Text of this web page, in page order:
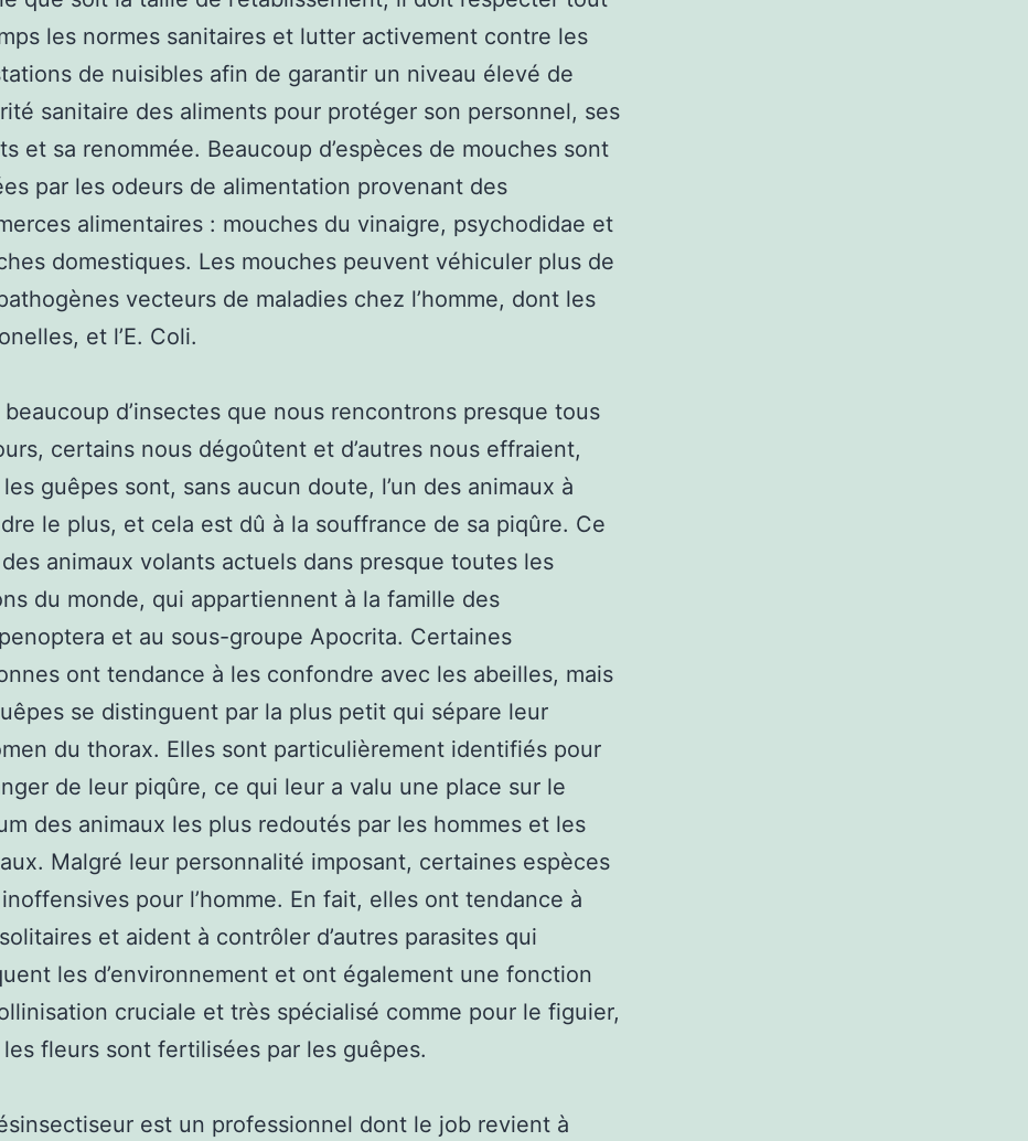
les normes sanitaires et lutter activement contre les
de nuisibles afin de garantir un niveau élevé de
sanitaire des aliments pour protéger son personnel, ses
et sa renommée. Beaucoup d’espèces de mouches sont
par les odeurs de alimentation provenant des
alimentaires : mouches du vinaigre, psychodidae et
domestiques. Les mouches peuvent véhiculer plus de
vecteurs de maladies chez l’homme, dont les
et l’E. Coli.
beaucoup d’insectes que nous rencontrons presque tous
certains nous dégoûtent et d’autres nous effraient,
les guêpes sont, sans aucun doute, l’un des animaux à
le plus, et cela est dû à la souffrance de sa piqûre. Ce
animaux volants actuels dans presque toutes les
du monde, qui appartiennent à la famille des
et au sous-groupe Apocrita. Certaines
ont tendance à les confondre avec les abeilles, mais
se distinguent par la plus petit qui sépare leur
du thorax. Elles sont particulièrement identifiés pour
de leur piqûre, ce qui leur a valu une place sur le
des animaux les plus redoutés par les hommes et les
Malgré leur personnalité imposant, certaines espèces
pour l’homme. En fait, elles ont tendance à
et aident à contrôler d’autres parasites qui
les d’environnement et ont également une fonction
cruciale et très spécialisé comme pour le figuier,
fleurs sont fertilisées par les guêpes.
est un professionnel dont le job revient à